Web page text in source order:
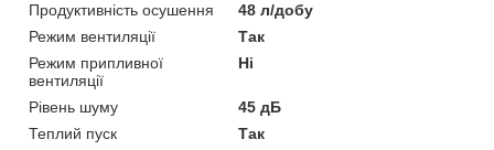
Продуктивність осушення
48 л/добу
Режим вентиляції
Так
Режим припливної
вентиляції
Ні
Рівень шуму
45 дБ
Теплий пуск
Так